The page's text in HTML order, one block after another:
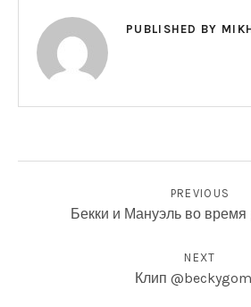
PUBLISHED BY
PREVIOUS
Бекки и Мануэль во время
NEXT
Клип